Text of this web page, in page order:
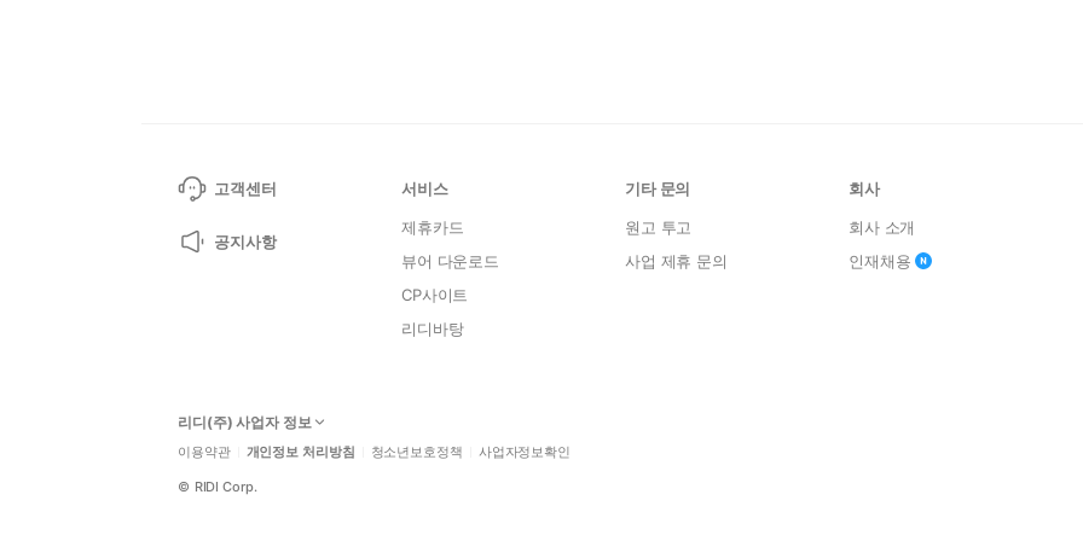
고객센터
공지사항
서비스
제휴카드
뷰어 다운로드
CP사이트
리디바탕
기타 문의
원고 투고
사업 제휴 문의
회사
회사 소개
인재채용
리디(주) 사업자 정보
이용약관 개인정보 처리방침 청소년보호정책 사업자정보확인
© RIDI Corp.